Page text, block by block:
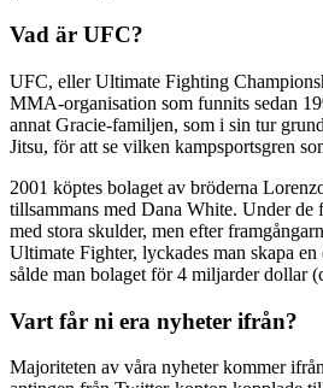
Vad är UFC?
UFC, eller Ultimate Fighting
MMA-organisation som funnits sedan
annat Gracie-familjen, som i sin tur
Jitsu, för att se vilken kampsportsgren
2001 köptes bolaget av bröderna
tillsammans med Dana White. Under de
med stora skulder, men efter
Ultimate Fighter, lyckades man skapa
sålde man bolaget för 4 miljarder dollar
Vart får ni era nyheter ifrån?
Majoriteten av våra nyheter kommer